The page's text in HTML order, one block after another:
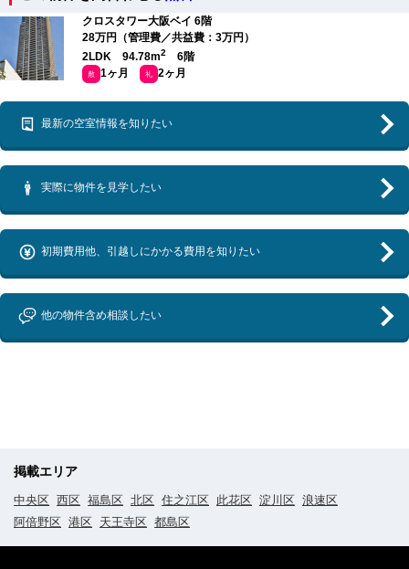
クロスタワー大阪ベイ 6階
28万円（管理費／共益費：3万円）
2LDK 94.78m2 6階
敷 1ヶ月 礼 2ヶ月
最新の空室情報を知りたい
実際に物件を見学したい
初期費用他、引越しにかかる費用を知りたい
他の物件含め相談したい
掲載エリア
中央区 西区 福島区 北区 住之江区 此花区 淀川区 浪速区
阿倍野区 港区 天王寺区 都島区